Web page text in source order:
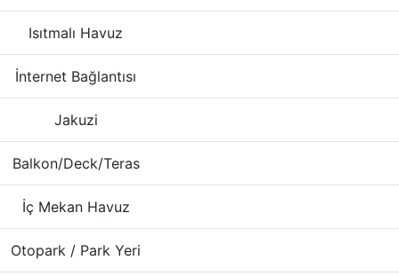
Isıtmalı Havuz
İnternet Bağlantısı
Jakuzi
Balkon/Deck/Teras
İç Mekan Havuz
Otopark / Park Yeri